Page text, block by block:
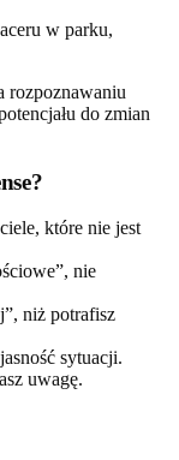
rozpoznawaniu
do zmian
które nie jest
nie
niż potrafisz
sytuacji.
uwagę.